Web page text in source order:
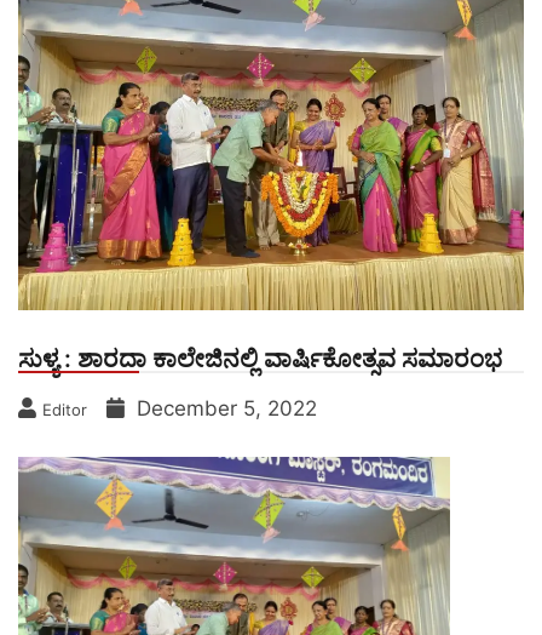
ಸುಳ್ಯ : ಶಾರದಾ ಕಾಲೇಜಿನಲ್ಲಿ ವಾರ್ಷಿಕೋತ್ಸವ ಸಮಾರಂಭ
Editor December 5, 2022